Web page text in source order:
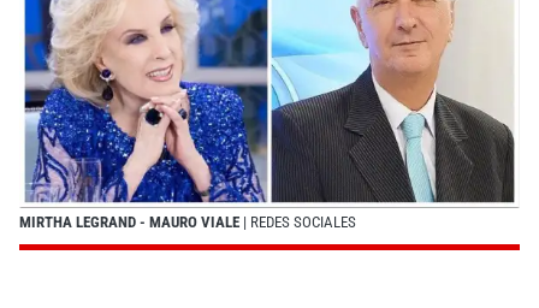
MIRTHA LEGRAND - MAURO VIALE | REDES SOCIALES